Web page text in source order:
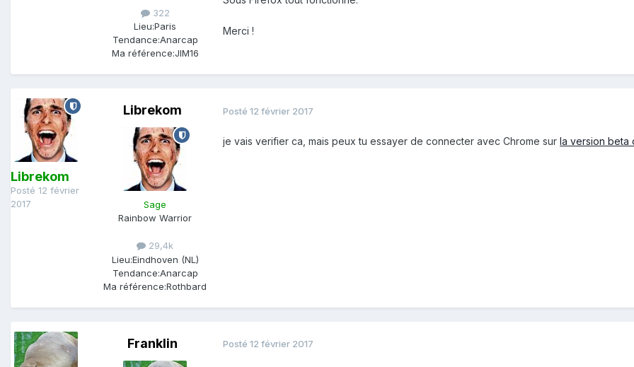
322
Lieu:Paris
Tendance:Anarcap
Ma référence:JIM16
Merci !
Librekom
Posté 12 février
2017
Librekom
Sage
Rainbow Warrior
29,4k
Lieu:Eindhoven (NL)
Tendance:Anarcap
Ma référence:Rothbard
Posté12 février 2017
je vais verifier ca, mais peux tu essayer de connecter avec Chrome surla version beta
Franklin Posté12 février 2017